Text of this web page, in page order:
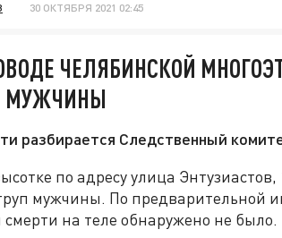
30 ОКТЯБРЯ 2021 02:45
ЧЕЛЯБИНСКОЙ
МУЖЧИНЫ
разбирается Следственный
по адресу улица
мужчины. По предварительной
на теле обнаружено не было.